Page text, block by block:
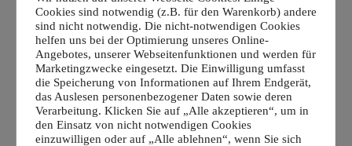
Cookies sind notwendig (z.B. für den Warenkorb) andere
sind nicht notwendig. Die nicht-notwendigen Cookies
helfen uns bei der Optimierung unseres Online-
Angebotes, unserer Webseitenfunktionen und werden für
Marketingzwecke eingesetzt. Die Einwilligung umfasst
die Speicherung von Informationen auf Ihrem Endgerät,
das Auslesen personenbezogener Daten sowie deren
Verarbeitung. Klicken Sie auf „Alle akzeptieren“, um in
den Einsatz von nicht notwendigen Cookies
einzuwilligen oder auf „Alle ablehnen“, wenn Sie sich